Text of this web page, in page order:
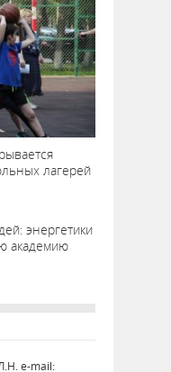
лагерей
энергетики
академию
e-mail: